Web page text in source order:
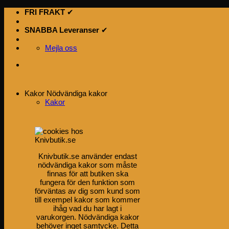
Skip
content
FRI FRAKT ✔
SNABBA Leveranser ✔
Mejla oss
Kakor Nödvändiga kakor
Kakor
Knivbutik.se använder endast
nödvändiga kakor som måste
finnas för att butiken ska
fungera för den funktion som
förväntas av dig som kund som
till exempel kakor som kommer
ihåg vad du har lagt i
varukorgen. Nödvändiga kakor
behöver inget samtycke. Detta